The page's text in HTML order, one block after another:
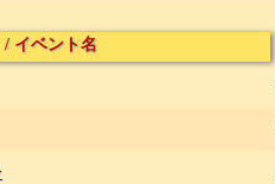
/ イベント名